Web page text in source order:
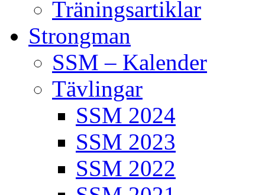
Träningsartiklar
Strongman
SSM – Kalender
Tävlingar
SSM 2024
SSM 2023
SSM 2022